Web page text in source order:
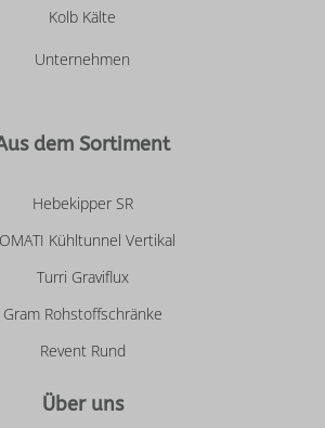
Kolb Kälte
Unternehmen
dem Sortiment
Hebekipper SR
Kühltunnel Vertikal
Turri Graviflux
Gram Rohstoffschränke
Revent Rund
Über uns